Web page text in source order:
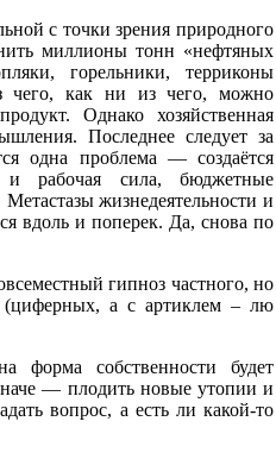
с точки зрения природного
миллионы тонн «нефтяных
горельники, терриконы
чего, как ни из чего, можно
Однако хозяйственная
Последнее следует за
одна проблема — создаётся
рабочая сила, бюджетные
жизнедеятельности и
вдоль и поперек. Да, снова по
гипноз частного, но
а с артиклем – лю
форма собственности будет
— плодить новые утопии и
вопрос, а есть ли какой-то